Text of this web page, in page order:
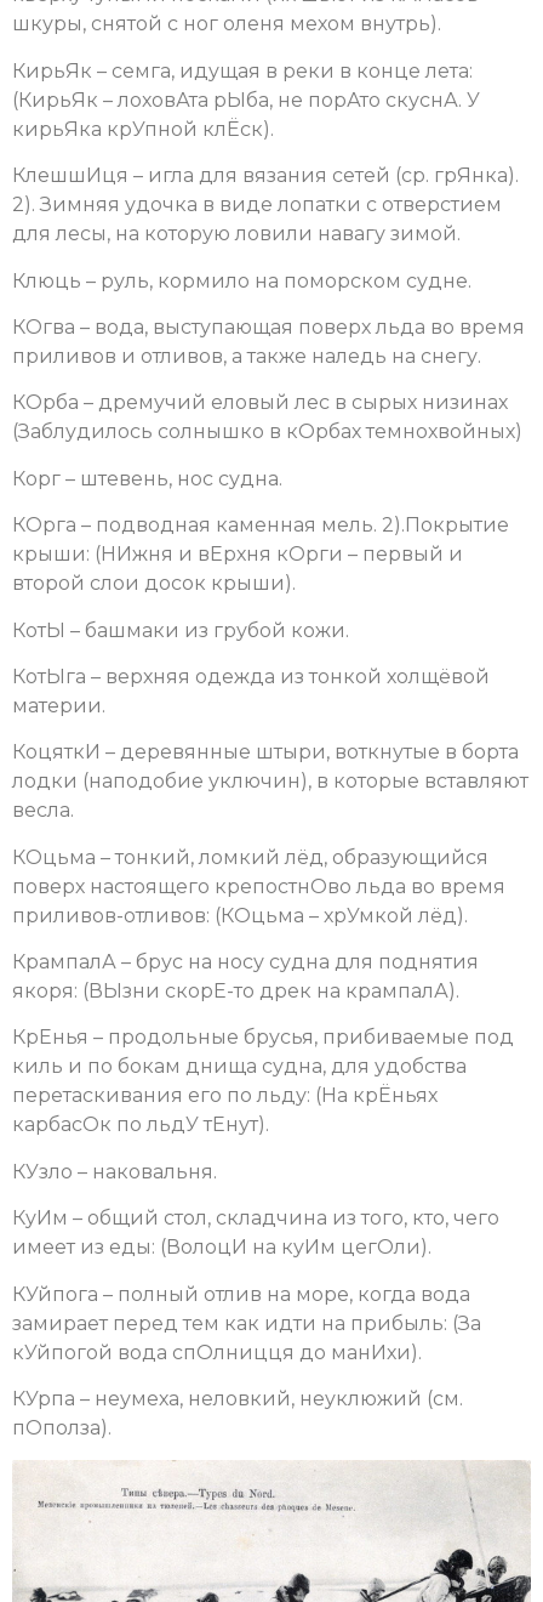
шкуры, снятой с ног оленя мехом внутрь).
КирьЯк – семга, идущая в реки в конце лета:
(КирьЯк – лоховАта рЫба, не порАто скуснА. У
кирьЯка крУпной клЁск).
КлешшИця – игла для вязания сетей (ср. грЯнка).
2). Зимняя удочка в виде лопатки с отверстием
для лесы, на которую ловили навагу зимой.
Клюць – руль, кормило на поморском судне.
КОгва – вода, выступающая поверх льда во время
приливов и отливов, а также наледь на снегу.
КОрба – дремучий еловый лес в сырых низинах
(Заблудилось солнышко в кОрбах темнохвойных)
Корг – штевень, нос судна.
КОрга – подводная каменная мель. 2).Покрытие
крыши: (НИжня и вЕрхня кОрги – первый и
второй слои досок крыши).
КотЫ – башмаки из грубой кожи.
КотЫга – верхняя одежда из тонкой холщёвой
материи.
КоцяткИ – деревянные штыри, воткнутые в борта
лодки (наподобие уключин), в которые вставляют
весла.
КОцьма – тонкий, ломкий лёд, образующийся
поверх настоящего крепостнОво льда во время
приливов-отливов: (КОцьма – хрУмкой лёд).
КрампалА – брус на носу судна для поднятия
якоря: (ВЫзни скорЕ-то дрек на крампалА).
КрЕнья – продольные брусья, прибиваемые под
киль и по бокам днища судна, для удобства
перетаскивания его по льду: (На крЁньях
карбасОк по льдУ тЕнут).
КУзло – наковальня.
КуИм – общий стол, складчина из того, кто, чего
имеет из еды: (ВолоцИ на куИм цегОли).
КУйпога – полный отлив на море, когда вода
замирает перед тем как идти на прибыль: (За
кУйпогой вода спОлницця до манИхи).
КУрпа – неумеха, неловкий, неуклюжий (см.
пОполза).